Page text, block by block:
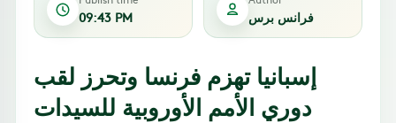
09:43 PM فرانس برس
إسبانيا تهزم فرنسا وتحرز لقب
دوري الأمم الأوروبية للسيدات